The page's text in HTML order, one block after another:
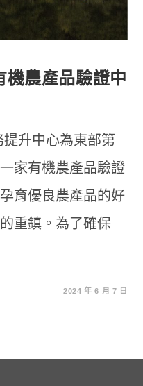
農產品驗證中
升中心為東部第
家有機農產品驗證
育優良農產品的好
重鎮。為了確保
2024 年 6 月 7 日